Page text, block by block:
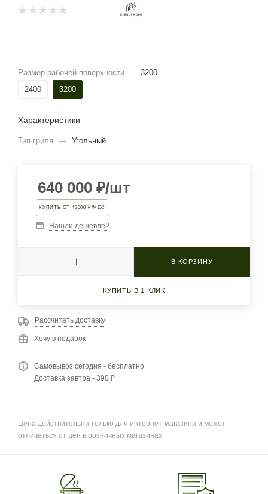
Размер рабочей поверхности — 3200
2400
3200
Характеристики
Тип гриля — Угольный
640 000 ₽/шт
КУПИТЬ ОТ 42500 ₽/МЕС
Нашли дешевле?
В КОРЗИНУ
КУПИТЬ В 1 КЛИК
Рассчитать доставку
Хочу в подарок
Самовывоз сегодня - бесплатно
Доставка завтра - 390 ₽
Цена действительна только для интернет-магазина и может
отличаться от цен в розничных магазинах